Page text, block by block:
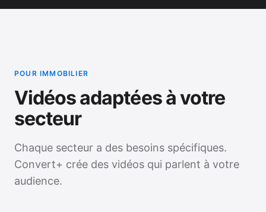
POUR IMMOBILIER
Vidéos adaptées à votre
secteur
Chaque secteur a des besoins spécifiques.
Convert+ crée des vidéos qui parlent à votre
audience.